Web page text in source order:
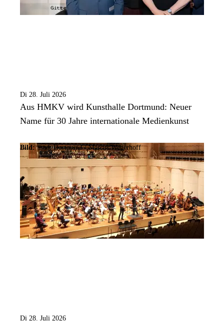
Di 28. Juli 2026
Aus HMKV wird Kunsthalle Dortmund: Neuer
Name für 30 Jahre internationale Medienkunst
Bild: Stadt Dortmund / Marcus Wegerhoff
Di 28. Juli 2026